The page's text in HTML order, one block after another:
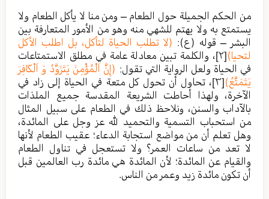
من الحكم الجميلة حول الطعام – ومن منا لا يأكل الطعام ولا
يستمتع به ولا يهتم للشهي منه وهو من الأمور المتعارفة بين
البشر – قوله (ع): (لا تطلب الحياة لتأكل، بل اطلب الأكل
لتحيا)[٢]
، والكلمة تبين معادلة عامة في مطلق الاستمتاعات
في الحياة ولعل الرواية التي تقول: (إِنَّ اَلْمُؤْمِنَ يَتَزَوَّدُ وَ اَلْكَافِرَ
يَتَمَتَّعُ)[٣]
، تحاول أن تحول كل متعة في الحياة إلى زاد في
الآخرة، ولهذا أحاطت الشريعة المقدسة جميع الملذات
بالآداب والسنن، ونلاحظ ذلك في الطعام على سبيل المثال
من استحباب التسمية والتحميد لله عز وجل على المائدة،
وهل تعلم أن من مواضع استجابة الدعاء؛ عقيب الطعام لأنها
لا تعد من ساعات العمر؟ ولا تستعجل في تناول الطعام
والقيام عن المائدة؛ لأن المائدة هي مائدة رب العالمين قبل
أن تكون مائدة زيد وعمر من الناس.